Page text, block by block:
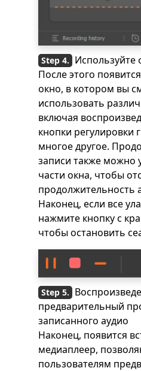
Используйте
После этого
окно, в котором вы
использовать
включая
кнопки регулировки
многое другое.
записи также можно
части окна, чтобы
продолжительность
Наконец, если все
нажмите кнопку с
чтобы остановить
предварительный
записанного аудио
Наконец, появится
медиаплеер,
пользователям